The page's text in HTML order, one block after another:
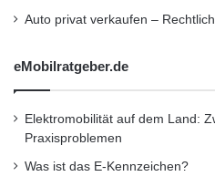
Kunststoffschicht. Diese
zum Beispiel feine
Lack.
Auto privat verkaufen –
eMobilratgeber.de
Elektromobilität auf dem Land:
Praxisproblemen
Was ist das E-Kennzeichen?